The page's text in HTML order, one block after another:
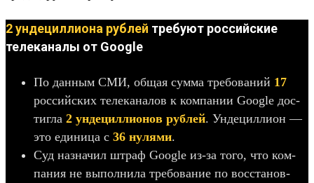
2 ундециллиона рублей требуют российские
телеканалы от Google
По дан­ным СМИ, общая сум­ма тре­бова­ний 17
рос­сий­ских телека­налов к ком­пании Google дос­
тигла 2 унде­цил­лионов руб­лей. Унде­цил­лион —
это еди­ница с 36 нулями.
Суд наз­начил штраф Google из‑за того, что ком­
пания не выпол­нила тре­бова­ние по вос­ста­нов­